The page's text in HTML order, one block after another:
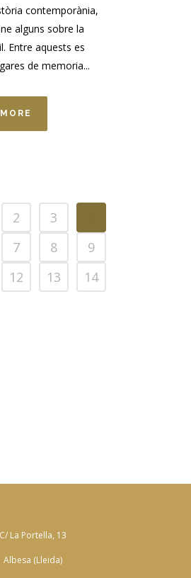
contemporània,
alguns sobre la
Entre aquests es
de memoria...
2 3
7 8
9
12 13
14
C/ La Portella, 13
Albesa (Lleida)